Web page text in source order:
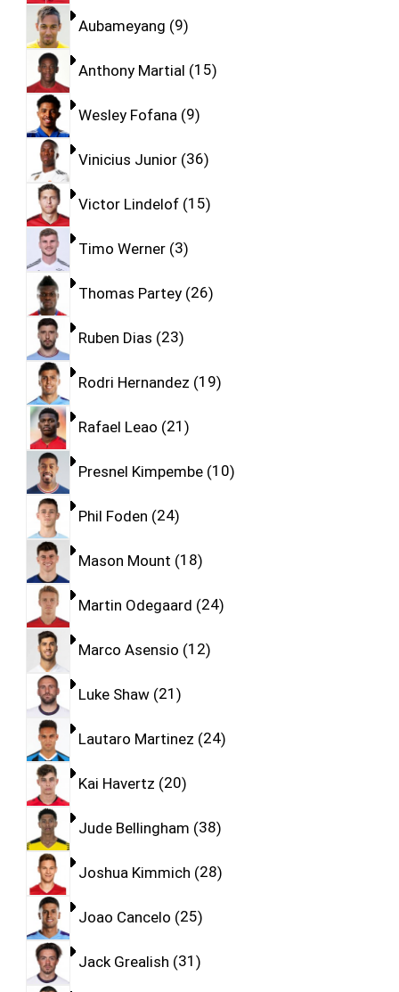
Aubameyang 9
Anthony Martial 15
Wesley Fofana 9
Vinicius Junior 36
Victor Lindelof 15
Timo Werner 3
Thomas Partey 26
Ruben Dias 23
Rodri Hernandez 19
Rafael Leao 21
Presnel Kimpembe 10
Phil Foden 24
Mason Mount 18
Martin Odegaard 24
Marco Asensio 12
Luke Shaw 21
Lautaro Martinez 24
Kai Havertz 20
Jude Bellingham 38
Joshua Kimmich 28
Joao Cancelo 25
Jack Grealish 31